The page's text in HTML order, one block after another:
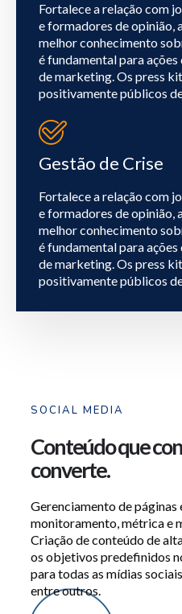
Fortalece a relação com
e formadores de opinião,
melhor conhecimento
é fundamental para ações
de marketing. Os press
positivamente públicos
Gestão de Crise
Fortalece a relação com
e formadores de opinião,
melhor conhecimento
é fundamental para ações
de marketing. Os press
positivamente públicos
SOCIAL MEDIA
Conteúdo que
converte.
Gerenciamento de
monitoramento, métrica e
Criação de conteúdo de
os objetivos predefinidos
para todas as mídias
entre outros.